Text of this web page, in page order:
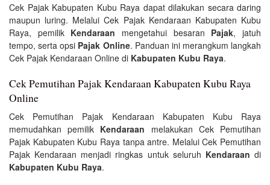
Cek Pajak Kabupaten Kubu Raya dapat dilakukan secara daring
maupun luring. Melalui Cek Pajak Kendaraan Kabupaten Kubu
Raya, pemilik Kendaraan mengetahui besaran Pajak, jatuh
tempo, serta opsi Pajak Online. Panduan ini merangkum langkah
Cek Pajak Kendaraan Online di Kabupaten Kubu Raya.
Cek Pemutihan Pajak Kendaraan Kabupaten Kubu Raya
Online
Cek Pemutihan Pajak Kendaraan Kabupaten Kubu Raya
memudahkan pemilik Kendaraan melakukan Cek Pemutihan
Pajak Kabupaten Kubu Raya tanpa antre. Melalui Cek Pemutihan
Pajak Kendaraan menjadi ringkas untuk seluruh Kendaraan di
Kabupaten Kubu Raya.